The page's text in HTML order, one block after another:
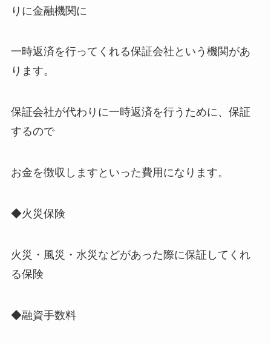
りに金融機関に
一時返済を行ってくれる保証会社という機関があ
ります。
保証会社が代わりに一時返済を行うために、保証
するので
お金を徴収しますといった費用になります。
◆火災保険
火災・風災・水災などがあった際に保証してくれ
る保険
◆融資手数料